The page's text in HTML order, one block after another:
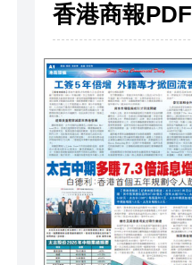
香港商報PDF